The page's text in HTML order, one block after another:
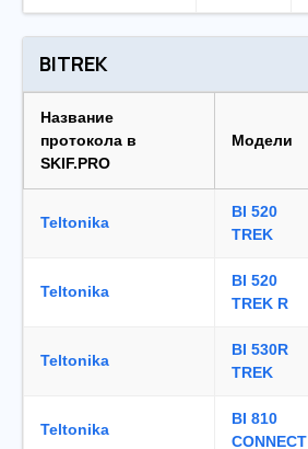
BITREK
Название
протокола в
SKIF.PRO
Модели
Teltonika
BI 520
TREK
Teltonika
BI 520
TREK R
Teltonika
BI 530R
TREK
Teltonika
BI 810
CONNECT